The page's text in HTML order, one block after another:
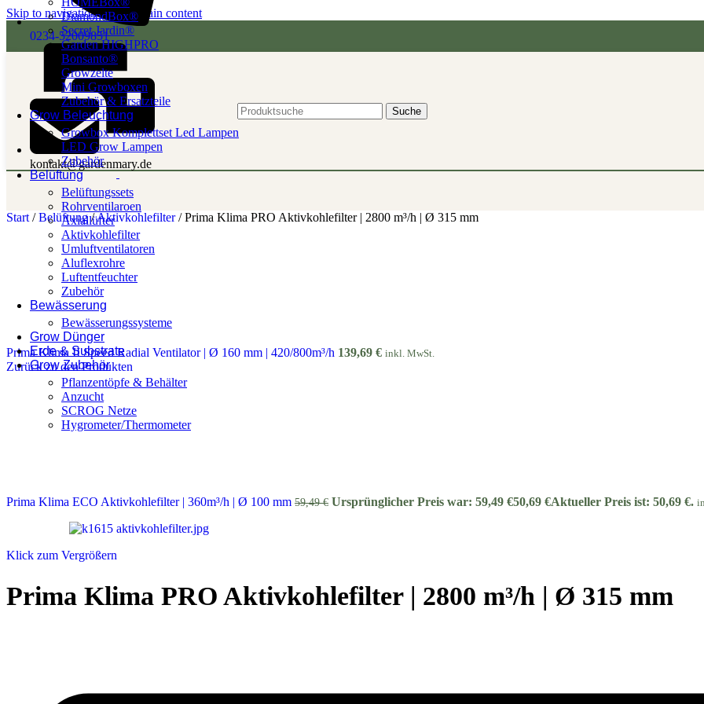
Skip to navigationSkip to main content
0234-52009851
kontakt@gardenmary.de
Suche
DiamondBox®
Secret Jardin®
Garden HIGHPRO
Bonsanto®
Growzelte
Mini Growboxen
Zubehör & Ersatzteile
Grow Beleuchtung
Growbox Komplettset Led Lampen
LED Grow Lampen
Zubehör
Belüftung
Belüftungssets
Rohrventilaroen
Axiallüfter
Aktivkohlefilter
Umluftventilatoren
Aluflexrohre
Luftentfeuchter
Zubehör
Bewässerung
Bewässerungssysteme
Grow Dünger
Erde & Substrate
Grow Zubehör
Pflanzentöpfe & Behälter
Anzucht
SCROG Netze
Hygrometer/Thermometer
Start / Belüftung/Aktivkohlefilter/ Prima Klima PRO Aktivkohlefilter | 2800 m³/h | Ø 315 mm
Prima Klima II Speed Radial Ventilator | Ø 160 mm | 420/800m³/h 139,69 € inkl. MwSt.
Zurück zu den Produkten
Prima Klima ECO Aktivkohlefilter | 360m³/h | Ø 100 mm 59,49€ Ursprünglicher Preis war: 59,49 €50,69 €Aktueller Preis ist: 50,69 €.
Klick zum Vergrößern
Prima Klima PRO Aktivkohlefilter | 2800 m³/h | Ø 315 mm